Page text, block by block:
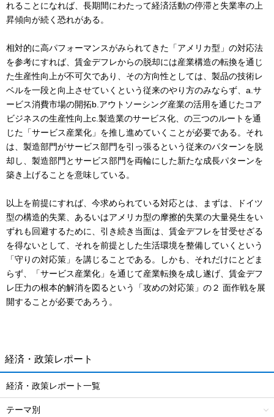
れることになれば、長期間にわたって経済活動の停滞と失業率の上
昇傾向が続く恐れがある。
相対的に高パフォーマンスがみられてきた「アメリカ型」の対応法
を参考にすれば、賃金デフレからの脱却には産業構造の転換を通じ
た生産性向上が不可欠であり、その方向性としては、製品の技術レ
ベルを一段と向上させていくという従来のやり方のみならず、a.サ
ービス消費市場の開拓b.アウトソーシング産業の活用を通じたコア
ビジネスの生産性向上c.製造業のサービス化、の三つのルートを通
じた「サービス産業化」を推し進めていくことが必要である。それ
は、製造部門がサービス部門を引っ張るという従来のパターンを脱
却し、製造部門とサービス部門を両輪にした新たな成長パターンを
築き上げることを意味している。
以上を前提にすれば、今求められている対応とは、まずは、ドイツ
型の構造的失業、あるいはアメリカ型の摩擦的失業の大量発生をい
ずれも回避するために、引き続き当面は、賃金デフレを甘受せざる
を得ないとして、それを前提とした生活環境を整備していくという
「守りの対応策」を講じることである。しかも、それだけにとどま
らず、「サービス産業化」を通じて産業転換を成し遂げ、賃金デフ
レ圧力の根本的解消を図るという「攻めの対応策」の２ 面作戦を展
開することが必要であろう。
経済・政策レポート
経済・政策レポート一覧
テーマ別